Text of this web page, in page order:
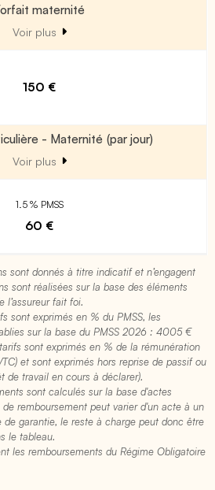
maternité
Voir plus
150 €
- Maternité (par jour)
Voir plus
1.5 % PMSS
60 €
sont donnés à titre indicatif et n’engagent
sont réalisées sur la base des éléments
l’assureur fait foi.
sont exprimés en % du PMSS, les
sur la base du PMSS 2026 : 4005 €​
sont exprimés en % de la rémunération
et sont exprimés hors reprise de passif ou
de travail en cours à déclarer).
sont calculés sur la base d'actes
remboursement peut varier d'un acte à un
garantie, le reste à charge peut donc être
le tableau.
les remboursements du Régime Obligatoire